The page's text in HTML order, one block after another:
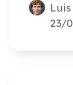
saber
Luis
23/